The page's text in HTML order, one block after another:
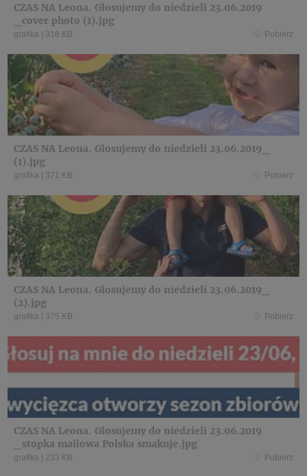
CZAS NA Leona. Glosujemy do niedzieli 23.06.2019
_cover photo (1).jpg
grafika | 316 KB Pobierz
CZAS NA Leona. Glosujemy do niedzieli 23.06.2019_
(1).jpg
grafika | 371 KB Pobierz
CZAS NA Leona. Glosujemy do niedzieli 23.06.2019_
(2).jpg
grafika | 375 KB Pobierz
CZAS NA Leona. Glosujemy do niedzieli 23.06.2019
_stopka mailowa Polska smakuje.jpg
grafika | 233 KB Pobierz